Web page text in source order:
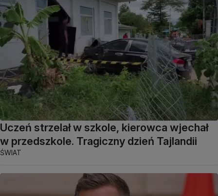
Uczeń strzelał w szkole, kierowca wjechał
w przedszkole. Tragiczny dzień Tajlandii
ŚWIAT